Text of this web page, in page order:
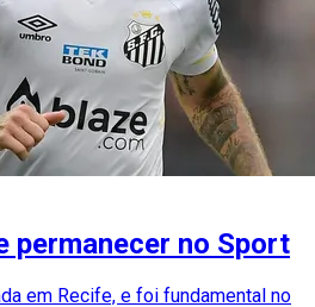
permanecer no Sport
em Recife, e foi fundamental no